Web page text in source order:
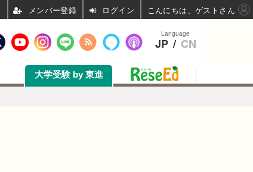
大学受験 by 東進
Language
JP / CN
ログイン こんにちは、ゲストさん